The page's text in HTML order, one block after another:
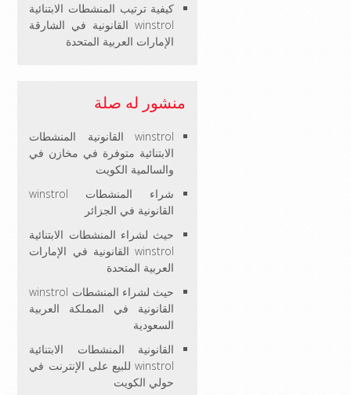
كيفية ترتيب المنشطات الابتنائية
winstrol القانونية في الشارقة
الإمارات العربية المتحدة
منشور له صلة
winstrol القانونية المنشطات
الابتنائية متوفرة في مخازن في
والسالمية الكويت
شراء المنشطات winstrol
القانونية في الجزائر
حيث لشراء المنشطات الابتنائية
winstrol القانونية في الإمارات
العربية المتحدة
حيث لشراء المنشطات winstrol
القانونية في المملكة العربية
السعودية
القانونية المنشطات الابتنائية
winstrol للبيع على الإنترنت في
حولي الكويت